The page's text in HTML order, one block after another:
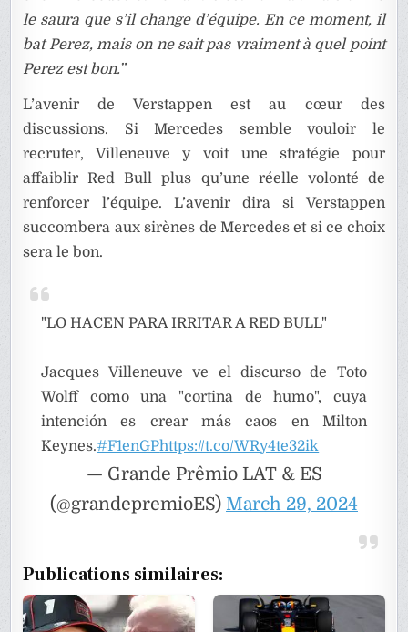
le saura que s’il change d’équipe. En ce moment, il
bat Perez, mais on ne sait pas vraiment à quel point
Perez est bon.”
L’avenir de Verstappen est au cœur des
discussions. Si Mercedes semble vouloir le
recruter, Villeneuve y voit une stratégie pour
affaiblir Red Bull plus qu’une réelle volonté de
renforcer l’équipe. L’avenir dira si Verstappen
succombera aux sirènes de Mercedes et si ce choix
sera le bon.
"LO HACEN PARA IRRITAR A RED BULL"
Jacques Villeneuve ve el discurso de Toto
Wolff como una "cortina de humo", cuya
intención es crear más caos en Milton
Keynes.#F1enGPhttps://t.co/WRy4te32ik
— Grande Prêmio LAT & ES
(@grandepremioES) March 29, 2024
Publications similaires: